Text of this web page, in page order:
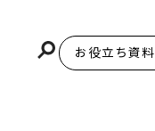
お役立ち資料